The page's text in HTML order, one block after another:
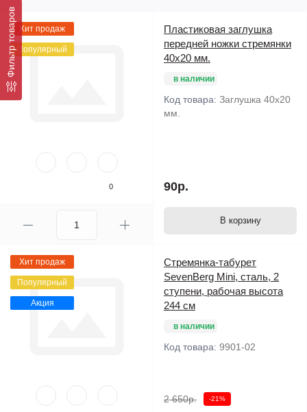
Фильтр товаров Хит продаж
Популярный
0
Пластиковая заглушка
передней ножки стремянки
40х20 мм.
в наличии
Код товара: Заглушка 40х20
мм.
90р.
В корзину
Хит продаж
Популярный
Акция
Стремянка-табурет
SevenBerg Mini, сталь, 2
ступени, рабочая высота
244 см
в наличии
Код товара: 9901-02
2 650р. -21%